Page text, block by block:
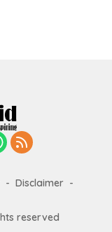
Disclaimer
reserved